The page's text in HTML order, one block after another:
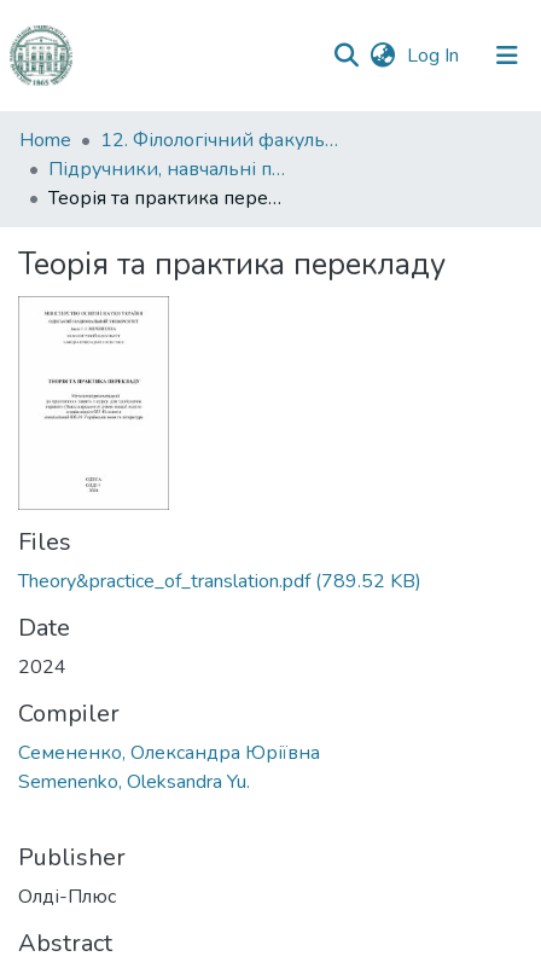
Log In (current)
Communities
&
Collections
Statistics
Home
12. Філологічний факультет
Підручники, навчальні посібники та інші науково- та навчально-методичні праці ФФ
Теорія та практика перекладу
Теорія та практика перекладу
Files
Theory&practice_of_translation.pdf(789.52 KB)
Date
2024
Compiler
Семененко, Олександра Юріївна
Semenenko, Оleksandra Yu.
Publisher
Олді-Плюс
Abstract